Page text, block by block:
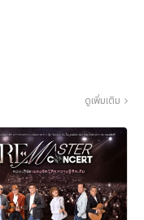
ดูเพิ่มเติม